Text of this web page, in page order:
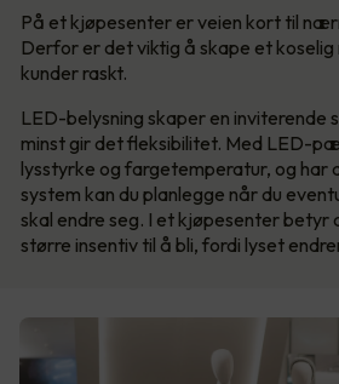
På et kjøpesenter er veien kort til
Derfor er det viktig å skape et
kunder raskt.
LED-belysning skaper en inviterende
minst gir det fleksibilitet. Med LED-
lysstyrke og fargetemperatur, og har
system kan du planlegge når du
skal endre seg. I et kjøpesenter
større insentiv til å bli, fordi lyset